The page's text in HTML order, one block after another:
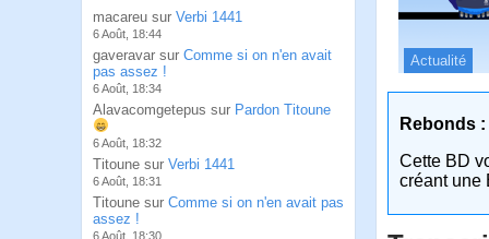
macareu sur Verbi 1441
6 Août, 18:44
gaveravar sur Comme si on n'en avait
pas assez !
6 Août, 18:34
Alavacomgetepus sur Pardon Titoune
6 Août, 18:32
Titoune sur Verbi 1441
6 Août, 18:31
Titoune sur Comme si on n'en avait pas
assez !
6 Août, 18:30
Actualité
Rebonds :
Cette BD
créant une